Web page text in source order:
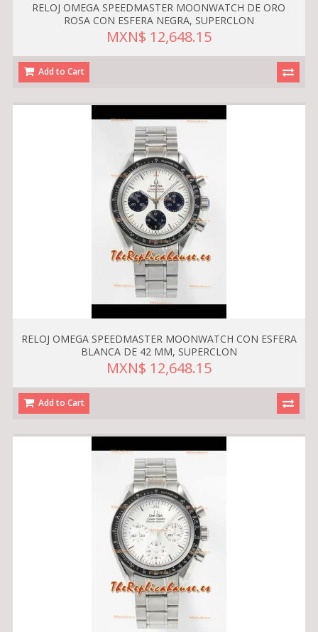
RELOJ OMEGA SPEEDMASTER MOONWATCH DE ORO
ROSA CON ESFERA NEGRA, SUPERCLON
MXN$ 12,648.15
Add to Cart
RELOJ OMEGA SPEEDMASTER MOONWATCH CON ESFERA
BLANCA DE 42 MM, SUPERCLON
MXN$ 12,648.15
Add to Cart